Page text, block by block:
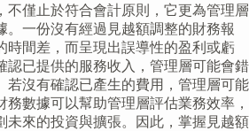
不僅止於符合會計原則，它更為管理層
。一份沒有經過見越額調整的財務報
時間差，而呈現出誤導性的盈利或虧
認已提供的服務收入，管理層可能會錯
若沒有確認已產生的費用，管理層可能
數據可以幫助管理層評估業務效率，
未來的投資與擴張。因此，掌握見越額